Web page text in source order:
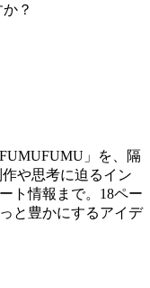
？
」を、隔
や思考に迫るイン
ト情報まで。18ペー
と豊かにするアイデ